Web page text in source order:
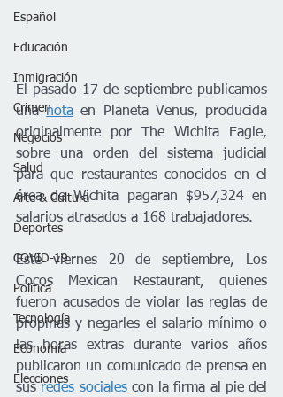
Español
Educación
Inmigración
Crimen
Negocios
Salud
Arte & Cultura
Deportes
COVID-19
Política
Tecnología
Economía
Elecciones
El pasado 17 de septiembre publicamos
una nota en Planeta Venus, producida
originalmente por The Wichita Eagle,
sobre una orden del sistema judicial
para que restaurantes conocidos en el
área de Wichita pagaran $957,324 en
salarios atrasados a 168 trabajadores.
Este viernes 20 de septiembre, Los
Cocos Mexican Restaurant, quienes
fueron acusados de violar las reglas de
propinas y negarles el salario mínimo o
las horas extras durante varios años
publicaron un comunicado de prensa en
sus redes sociales con la firma al pie del